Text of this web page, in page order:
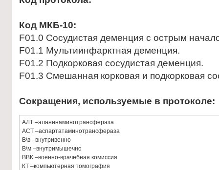
Код МКБ-10:
F01.0 Сосудистая деменция с острым
F01.1 Мультиинфaрктнaя деменция.
F01.2 Подкорковая сосудистая деменция.
F01.3 Смешанная корковая и подкорковая
Сокращения, используемые в протоколе:
АЛТ –аланинаминотрансфераза
АСТ –аспартатаминотрансфераза
В\в –внутривенно
В\м –внутримышечно
ВВК –военно-врачебная комиссия
КТ –компьютерная томография